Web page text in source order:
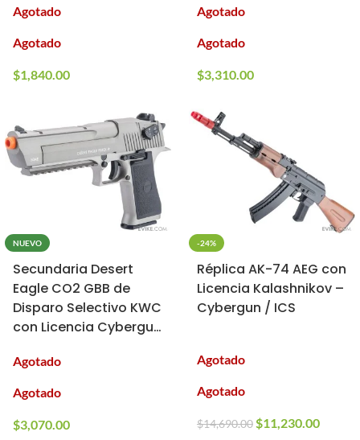
Agotado
Agotado
$1,840.00
Réplica)
Agotado
Agotado
$3,310.00
NUEVO
Secundaria Desert
Eagle CO2 GBB de
Disparo Selectivo KWC
con Licencia Cybergun
para Airsoft
Agotado
Agotado
$3,070.00
-24%
Réplica AK-74 AEG con
Licencia Kalashnikov –
Cybergun / ICS
Agotado
Agotado
$14,690.00$11,230.00